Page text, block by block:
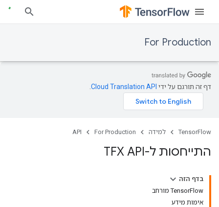
For Production
דף זה תורגם על ידי Cloud Translation API
TensorFlow למידה For Production
API
התייחסות ל-TFX API
בדף הזה
TensorFlow מורחב
אימות מידע